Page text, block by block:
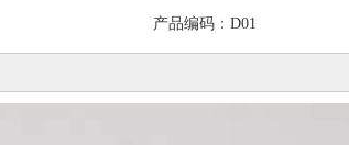
产品编码： D01